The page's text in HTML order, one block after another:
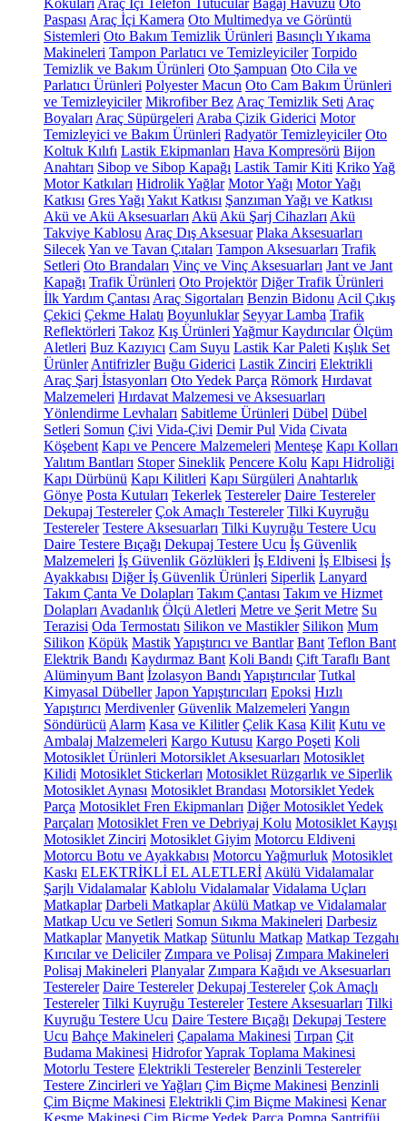
Kokuları Araç İçi Telefon Tutucular Bagaj Havuzu Oto
Paspası Araç İçi Kamera Oto Multimedya ve Görüntü
Sistemleri Oto Bakım Temizlik Ürünleri Basınçlı Yıkama
Makineleri Tampon Parlatıcı ve Temizleyiciler Torpido
Temizlik ve Bakım Ürünleri Oto Şampuan Oto Cila ve
Parlatıcı Ürünleri Polyester Macun Oto Cam Bakım Ürünleri
ve Temizleyiciler Mikrofiber Bez Araç Temizlik Seti Araç
Boyaları Araç Süpürgeleri Araba Çizik Giderici Motor
Temizleyici ve Bakım Ürünleri Radyatör Temizleyiciler Oto
Koltuk Kılıfı Lastik Ekipmanları Hava Kompresörü Bijon
Anahtarı Sibop ve Sibop Kapağı Lastik Tamir Kiti KrikoYağ
Motor Katkıları Hidrolik Yağlar Motor Yağı Motor Yağı
Katkısı Gres Yağı Yakıt Katkısı Şanzıman Yağı ve Katkısı
Akü ve Akü Aksesuarları Akü Akü Şarj Cihazları Akü
Takviye Kablosu Araç Dış Aksesuar Plaka Aksesuarları
SilecekYan ve Tavan Çıtaları Tampon Aksesuarları Trafik
Setleri Oto Brandaları Vinç ve Vinç Aksesuarları Jant ve Jant
Kapağı Trafik Ürünleri Oto Projektör Diğer Trafik Ürünleri
İlk Yardım Çantası Araç Sigortaları Benzin Bidonu Acil Çıkış
Çekici Çekme Halatı Boyunluklar Seyyar Lamba Trafik
Reflektörleri Takoz Kış Ürünleri Yağmur Kaydırıcılar Ölçüm
Aletleri Buz Kazıyıcı Cam Suyu Lastik Kar Paleti Kışlık Set
Ürünler Antifrizler Buğu Giderici Lastik Zinciri Elektrikli
Araç Şarj İstasyonları Oto Yedek Parça Römork Hırdavat
Malzemeleri Hırdavat Malzemesi ve Aksesuarları
Yönlendirme Levhaları Sabitleme Ürünleri Dübel Dübel
Setleri Somun Çivi Vida-Çivi Demir Pul Vida Civata
Köşebent Kapı ve Pencere Malzemeleri Menteşe Kapı Kolları
Yalıtım Bantları Stoper Sineklik Pencere Kolu Kapı Hidroliği
Kapı Dürbünü Kapı Kilitleri Kapı Sürgüleri Anahtarlık
Gönye Posta Kutuları Tekerlek Testereler Daire Testereler
Dekupaj Testereler Çok Amaçlı Testereler Tilki Kuyruğu
Testereler Testere Aksesuarları Tilki Kuyruğu Testere Ucu
Daire Testere Bıçağı Dekupaj Testere Ucu İş Güvenlik
Malzemeleri İş Güvenlik Gözlükleri İş Eldiveni İş Elbisesi İş
Ayakkabısı Diğer İş Güvenlik Ürünleri Siperlik Lanyard
Takım Çanta Ve Dolapları Takım Çantası Takım ve Hizmet
Dolapları Avadanlık Ölçü Aletleri Metre ve Şerit Metre Su
Terazisi Oda Termostatı Silikon ve Mastikler Silikon Mum
Silikon Köpük MastikYapıştırıcı ve Bantlar Bant Teflon Bant
Elektrik Bandı Kaydırmaz Bant Koli Bandı Çift Taraflı Bant
Alüminyum Bant İzolasyon Bandı Yapıştırıcılar Tutkal
Kimyasal Dübeller Japon Yapıştırıcıları Epoksi Hızlı
Yapıştırıcı Merdivenler Güvenlik Malzemeleri Yangın
Söndürücü Alarm Kasa ve Kilitler Çelik Kasa Kilit Kutu ve
Ambalaj Malzemeleri Kargo Kutusu Kargo Poşeti Koli
Motosiklet Ürünleri Motorsiklet Aksesuarları Motosiklet
Kilidi Motosiklet Stickerları Motosiklet Rüzgarlık ve Siperlik
Motosiklet Aynası Motosiklet Brandası Motorsiklet Yedek
Parça Motosiklet Fren Ekipmanları Diğer Motosiklet Yedek
Parçaları Motosiklet Fren ve Debriyaj Kolu Motosiklet Kayışı
Motosiklet Zinciri Motosiklet Giyim Motorcu Eldiveni
Motorcu Botu ve Ayakkabısı Motorcu Yağmurluk Motosiklet
Kaskı ELEKTRİKLİ EL ALETLERİ Akülü Vidalamalar
Şarjlı Vidalamalar Kablolu Vidalamalar Vidalama Uçları
Matkaplar Darbeli Matkaplar Akülü Matkap ve Vidalamalar
Matkap Ucu ve Setleri Somun Sıkma Makineleri Darbesiz
Matkaplar Manyetik Matkap Sütunlu Matkap Matkap Tezgahı
Kırıcılar ve Deliciler Zımpara ve Polisaj Zımpara Makineleri
Polisaj Makineleri Planyalar Zımpara Kağıdı ve Aksesuarları
Testereler Daire Testereler Dekupaj Testereler Çok Amaçlı
Testereler Tilki Kuyruğu Testereler Testere Aksesuarları Tilki
Kuyruğu Testere Ucu Daire Testere Bıçağı Dekupaj Testere
Ucu Bahçe Makineleri Çapalama Makinesi Tırpan Çit
Budama Makinesi HidroforYaprak Toplama Makinesi
Motorlu Testere Elektrikli Testereler Benzinli Testereler
Testere Zincirleri ve Yağları Çim Biçme Makinesi Benzinli
Çim Biçme Makinesi Elektrikli Çim Biçme Makinesi Kenar
Kesme Makinesi Çim Biçme Yedek Parça Pompa Santrifüj